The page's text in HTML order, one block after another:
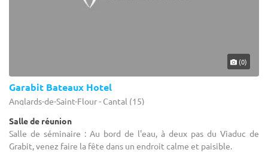
(0)
Garabit Bateaux Hotel
Anglards-de-Saint-Flour - Cantal (15)
Salle de réunion
Salle de séminaire : Au bord de l'eau, à deux pas du Viaduc de
Grabit, venez faire la fête dans un endroit calme et paisible.